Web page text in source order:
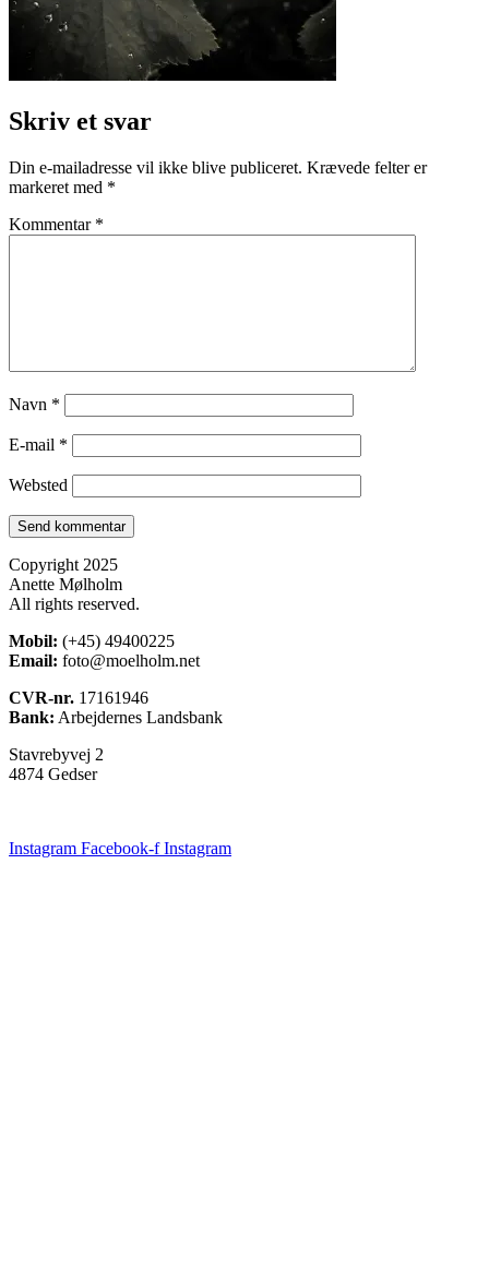
Skriv et svar
Din e-mailadresse vil ikke blive publiceret. Krævede felter er
markeret med *
Kommentar *
Navn *
E-mail *
Websted
Copyright 2025
Anette Mølholm
All rights reserved.
Mobil: (+45) 49400225
Email: foto@moelholm.net
CVR-nr. 17161946
Bank: Arbejdernes Landsbank
Stavrebyvej 2
4874 Gedser
Instagram Facebook-f Instagram